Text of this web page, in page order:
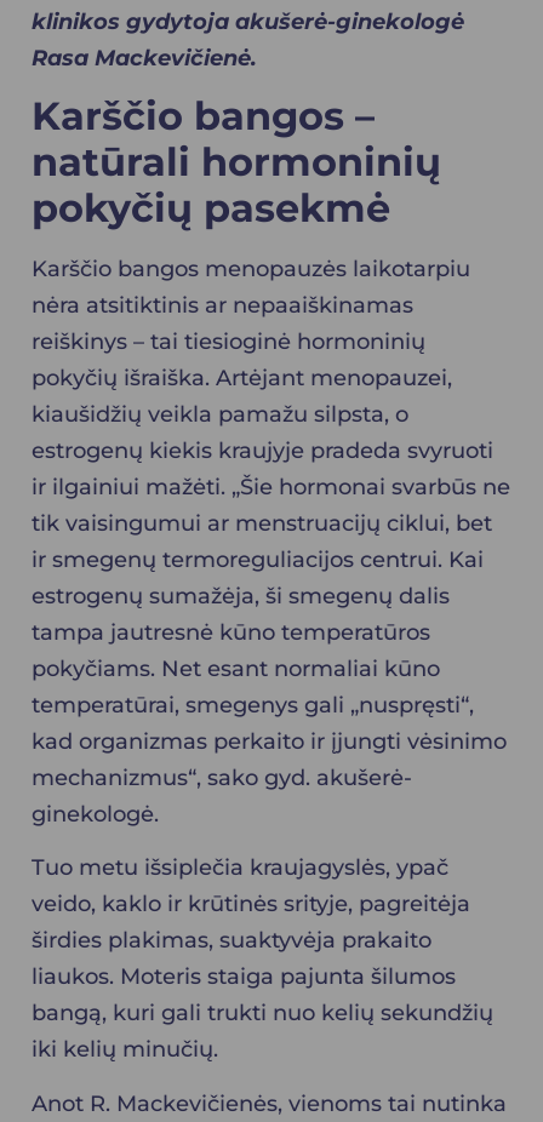
klinikos gydytoja akušerė-ginekologė
Rasa Mackevičienė.
Karščio bangos –
natūrali hormoninių
pokyčių pasekmė
Karščio bangos menopauzės laikotarpiu
nėra atsitiktinis ar nepaaiškinamas
reiškinys – tai tiesioginė hormoninių
pokyčių išraiška. Artėjant menopauzei,
kiaušidžių veikla pamažu silpsta, o
estrogenų kiekis kraujyje pradeda svyruoti
ir ilgainiui mažėti. „Šie hormonai svarbūs ne
tik vaisingumui ar menstruacijų ciklui, bet
ir smegenų termoreguliacijos centrui. Kai
estrogenų sumažėja, ši smegenų dalis
tampa jautresnė kūno temperatūros
pokyčiams. Net esant normaliai kūno
temperatūrai, smegenys gali „nuspręsti“,
kad organizmas perkaito ir įjungti vėsinimo
mechanizmus“, sako gyd. akušerė-
ginekologė.
Tuo metu išsiplečia kraujagyslės, ypač
veido, kaklo ir krūtinės srityje, pagreitėja
širdies plakimas, suaktyvėja prakaito
liaukos. Moteris staiga pajunta šilumos
bangą, kuri gali trukti nuo kelių sekundžių
iki kelių minučių.
Anot R. Mackevičienės, vienoms tai nutinka